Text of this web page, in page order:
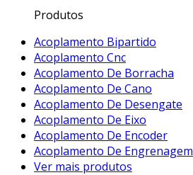
Produtos
Acoplamento Bipartido
Acoplamento Cnc
Acoplamento De Borracha
Acoplamento De Cano
Acoplamento De Desengate
Acoplamento De Eixo
Acoplamento De Encoder
Acoplamento De Engrenagem
Ver mais produtos